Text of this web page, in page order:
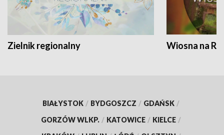
Zielnik regionalny Wiosna na
BIAŁYSTOK / BYDGOSZCZ / GDAŃSK /
GORZÓW WLKP. / KATOWICE / KIELCE /